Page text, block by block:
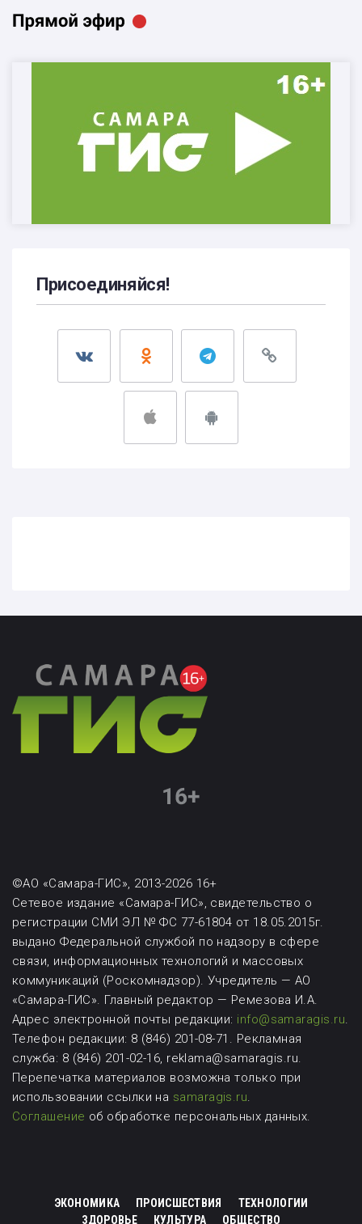
Присоединяйся!
©АО «Самара-ГИС», 2013-2026 16+
Сетевое издание «Самара-ГИС», свидетельство о
регистрации СМИ ЭЛ № ФС 77-61804 от 18.05.2015г.
выдано Федеральной службой по надзору в сфере
связи, информационных технологий и массовых
коммуникаций (Роскомнадзор). Учредитель — АО
«Самара-ГИС». Главный редактор — Ремезова И.А.
Адрес электронной почты редакции: info@samaragis.ru.
Телефон редакции: 8 (846) 201-08-71. Рекламная
служба: 8 (846) 201-02-16, reklama@samaragis.ru.
Перепечатка материалов возможнатолько при
использовании ссылки на samaragis.ru.
Соглашение об обработке персональных данных.
ЭКОНОМИКА ПРОИСШЕСТВИЯ
ТЕХНОЛОГИИ
ЗДОРОВЬЕ
КУЛЬТУРА ОБЩЕСТВО